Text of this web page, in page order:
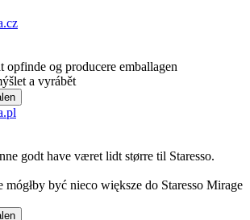
opfinde og producere emballagen
a vyrábět
godt have været lidt større til Staresso.
mógłby być nieco większe do Staresso Mirage